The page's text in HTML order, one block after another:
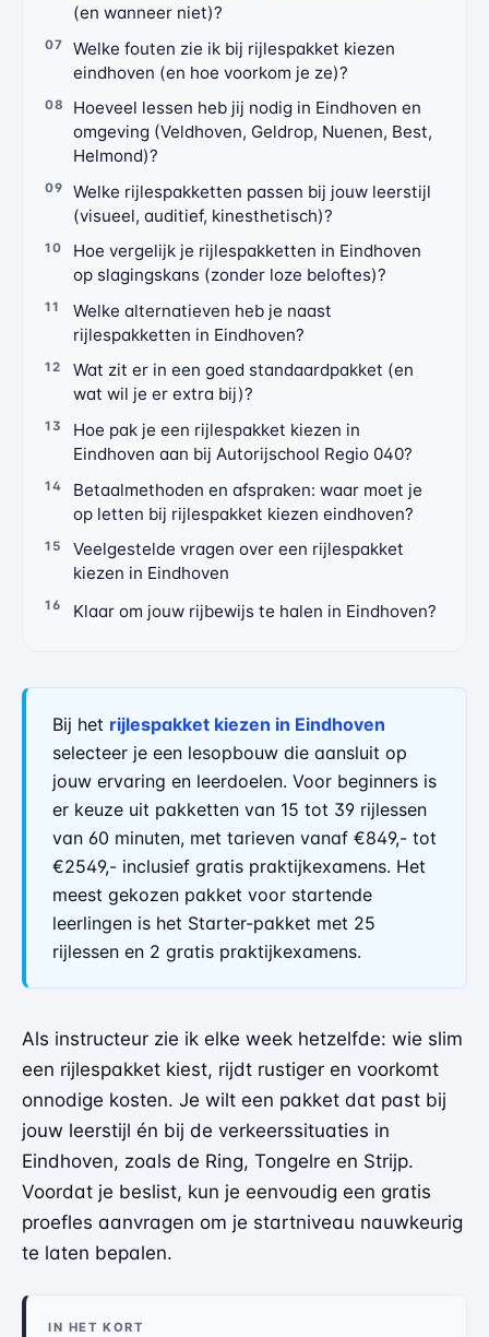
(en wanneer niet)?
Welke fouten zie ik bij rijlespakket kiezen
eindhoven (en hoe voorkom je ze)?
Hoeveel lessen heb jij nodig in Eindhoven en
omgeving (Veldhoven, Geldrop, Nuenen, Best,
Helmond)?
Welke rijlespakketten passen bij jouw leerstijl
(visueel, auditief, kinesthetisch)?
Hoe vergelijk je rijlespakketten in Eindhoven
op slagingskans (zonder loze beloftes)?
Welke alternatieven heb je naast
rijlespakketten in Eindhoven?
Wat zit er in een goed standaardpakket (en
wat wil je er extra bij)?
Hoe pak je een rijlespakket kiezen in
Eindhoven aan bij Autorijschool Regio 040?
Betaalmethoden en afspraken: waar moet je
op letten bij rijlespakket kiezen eindhoven?
Veelgestelde vragen over een rijlespakket
kiezen in Eindhoven
Klaar om jouw rijbewijs te halen in Eindhoven?
Bij het rijlespakket kiezen in Eindhoven
selecteer je een lesopbouw die aansluit op
jouw ervaring en leerdoelen. Voor beginners is
er keuze uit pakketten van 15 tot 39 rijlessen
van 60 minuten, met tarieven vanaf €849,- tot
€2549,- inclusief gratis praktijkexamens. Het
meest gekozen pakket voor startende
leerlingen is het Starter-pakket met 25
rijlessen en 2 gratis praktijkexamens.
Als instructeur zie ik elke week hetzelfde: wie slim
een rijlespakket kiest, rijdt rustiger en voorkomt
onnodige kosten. Je wilt een pakket dat past bij
jouw leerstijl én bij de verkeerssituaties in
Eindhoven, zoals de Ring, Tongelre en Strijp.
Voordat je beslist, kun je eenvoudig een gratis
proefles aanvragen om je startniveau nauwkeurig
te laten bepalen.
IN HET KORT